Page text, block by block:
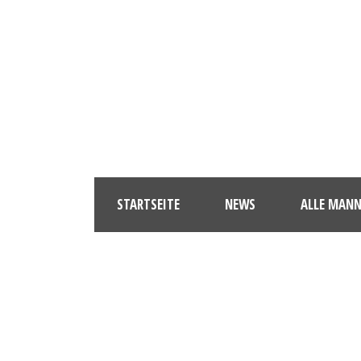
STARTSEITE NEWS ALLE